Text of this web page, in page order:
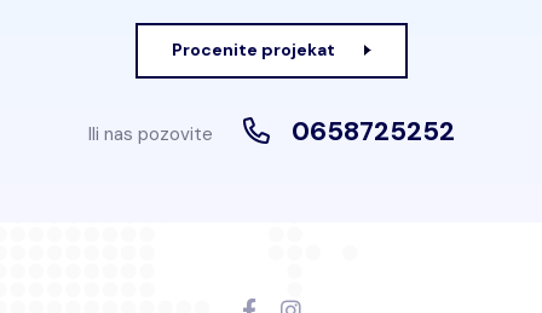
Procenite projekat
Ili nas pozovite 0658725252